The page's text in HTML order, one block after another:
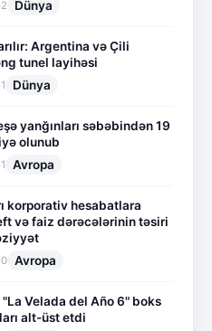
Dünya
Argentina və Çili
tunel layihəsi
Dünya
yanğınları səbəbindən 19
olunub
Avropa
korporativ hesabatlara
və faiz dərəcələrinin təsiri
Avropa
Velada del Año 6" boks
alt-üst etdi